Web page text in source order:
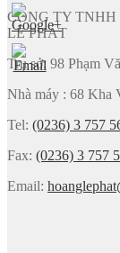
CÔNG TY
LÊ PHÁT
Trụ sở: 98 Phạm
Nhà máy : 68 Kha
Tel: (0236) 3 757
Fax: (0236) 3 757
Email: